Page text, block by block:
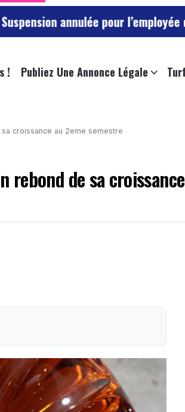
annulée pour l’employée de
! Publiez Une Annonce Légale Turf
croissance au 2eme semestre
rebond de sa